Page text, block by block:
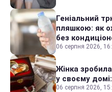
Геніальний
пляшкою: як
без
06 серпня 2026,
Жінка
у своєму
06 серпня 2026,